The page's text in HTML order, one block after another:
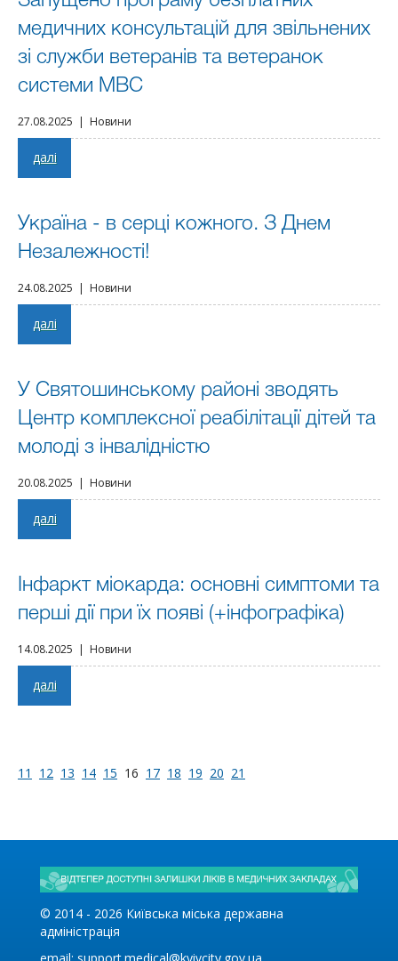
медичних консультацій для звільнених
зі служби ветеранів та ветеранок
системи МВС
27.08.2025 | Новини
далі
Україна - в серці кожного. З Днем
Незалежності!
24.08.2025 | Новини
далі
У Святошинському районі зводять
Центр комплексної реабілітації дітей та
молоді з інвалідністю
20.08.2025 | Новини
далі
Інфаркт міокарда: основні симптоми та
перші дії при їх появі (+інфографіка)
14.08.2025 | Новини
далі
11 12 13 14 15 16 17 18 19 20 21
© 2014 - 2026 Київська міська державна
адміністрація